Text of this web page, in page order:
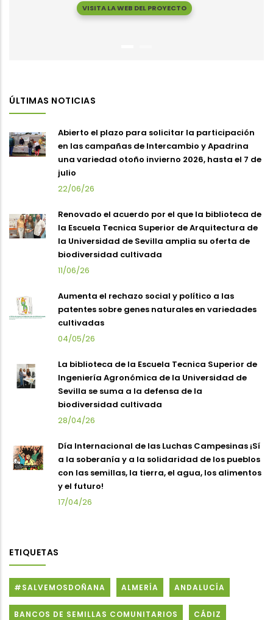
VISITA LA WEB DEL PROYECTO
ÚLTIMAS NOTICIAS
Abierto el plazo para solicitar la participación
en las campañas de Intercambio y Apadrina
una variedad otoño invierno 2026, hasta el 7 de
julio
22/06/26
Renovado el acuerdo por el que la biblioteca de
la Escuela Tecnica Superior de Arquitectura de
la Universidad de Sevilla amplia su oferta de
biodiversidad cultivada
11/06/26
Aumenta el rechazo social y político a las
patentes sobre genes naturales en variedades
cultivadas
04/05/26
La biblioteca de la Escuela Tecnica Superior de
Ingeniería Agronómica de la Universidad de
Sevilla se suma a la defensa de la
biodiversidad cultivada
28/04/26
Día Internacional de las Luchas Campesinas ¡Sí
a la soberanía y a la solidaridad de los pueblos
con las semillas, la tierra, el agua, los alimentos
y el futuro!
17/04/26
ETIQUETAS
#SALVEMOSDOÑANA ALMERÍA ANDALUCÍA
BANCOS DE SEMILLAS COMUNITARIOS CÁDIZ